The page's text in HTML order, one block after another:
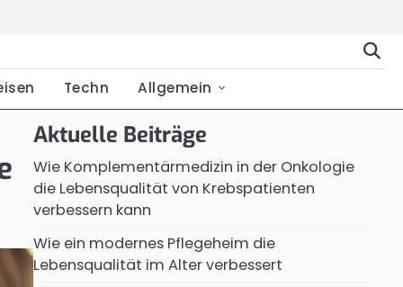
Techn Allgemein
Aktuelle Beiträge
Wie Komplementärmedizin in der Onkologie
die Lebensqualität von Krebspatienten
verbessern kann
Wie ein modernes Pflegeheim die
Lebensqualität im Alter verbessert